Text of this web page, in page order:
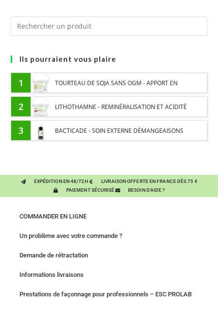
Ils pourraient vous plaire
1 TOURTEAU DE SOJA SANS OGM - APPORT EN
PROTÉINES ET SOUTIEN ÉNERGÉTIQUE POUR CHEVAUX
2 LITHOTHAMNE - REMINÉRALISATION ET ACIDITÉ
GASTRIQUE CHEVAL - PLANTE PURE
3 BACTICADE - SOIN EXTERNE DÉMANGEAISONS
EXPÉDITION EN 48/72H
LIVRAISON OFFERTE EN FRANCE DÈS 75 €
PAIEMENT SÉCURISÉ
BESOIN D'AIDE ?
COMMANDER EN LIGNE
Un problème avec votre commande ?
Demande de rétractation
Informations livraisons
Prestations de façonnage pour professionnels – ESC PROLAB